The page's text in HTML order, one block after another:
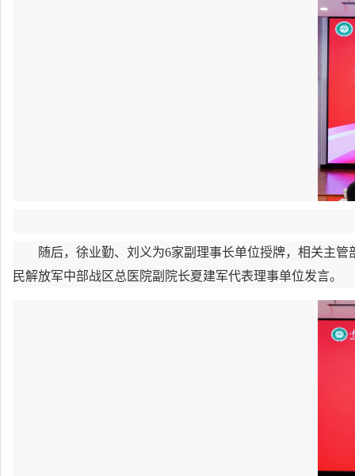
随后，徐业勤、刘义为6家副理事长单位授牌，相关主
民解放军中部战区总医院副院长夏建军代表理事单位发言。